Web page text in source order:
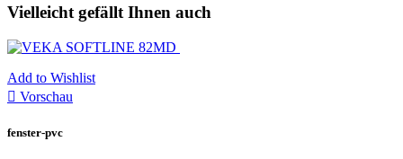
Vielleicht gefällt Ihnen auch
Add to Wishlist
 Vorschau
fenster-pvc